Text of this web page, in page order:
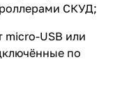
СКУД;
micro-USB или
по